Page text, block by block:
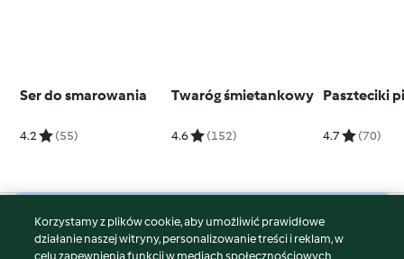
Ser do smarowania
4.2 (55)
Twaróg śmietankowy
4.6 (152)
Paszteciki
4.7 (70)
© Copyright 2026
Korzystamy z plików cookie, aby umożliwić prawidłowe
działanie naszej witryny, personalizowanie treści i reklam, w
celu zapewnienia funkcji w mediach społecznościowych